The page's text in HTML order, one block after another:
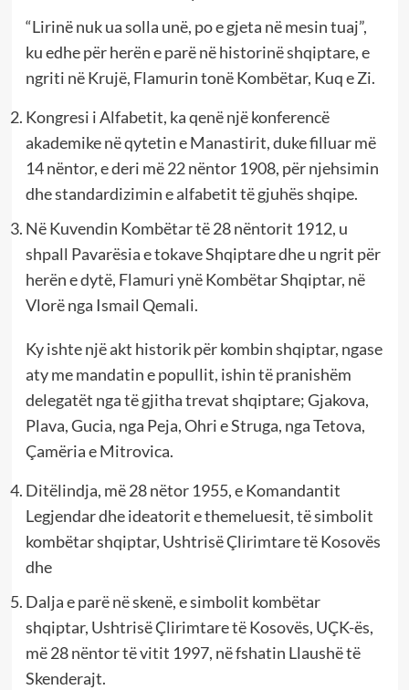
“Lirinë nuk ua solla unë, po e gjeta në mesin tuaj”,
ku edhe për herën e parë në historinë shqiptare, e
ngriti në Krujë, Flamurin tonë Kombëtar, Kuq e Zi.
Kongresi i Alfabetit, ka qenë një konferencë
akademike në qytetin e Manastirit, duke filluar më
14 nëntor, e deri më 22 nëntor 1908, për njehsimin
dhe standardizimin e alfabetit të gjuhës shqipe.
Në Kuvendin Kombëtar të 28 nëntorit 1912, u
shpall Pavarësia e tokave Shqiptare dhe u ngrit për
herën e dytë, Flamuri ynë Kombëtar Shqiptar, në
Vlorë nga Ismail Qemali.
Ky ishte një akt historik për kombin shqiptar, ngase
aty me mandatin e popullit, ishin të pranishëm
delegatët nga të gjitha trevat shqiptare; Gjakova,
Plava, Gucia, nga Peja, Ohri e Struga, nga Tetova,
Çamëria e Mitrovica.
Ditëlindja, më 28 nëtor 1955, e Komandantit
Legjendar dhe ideatorit e themeluesit, të simbolit
kombëtar shqiptar, Ushtrisë Çlirimtare të Kosovës
dhe
Dalja e parë në skenë, e simbolit kombëtar
shqiptar, Ushtrisë Çlirimtare të Kosovës, UÇK-ës,
më 28 nëntor të vitit 1997, në fshatin Llaushë të
Skenderajt.